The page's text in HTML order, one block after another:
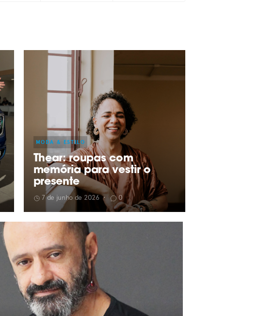
MODA & ESTILO
Thear: roupas com
memória para vestir o
presente
7 de junho de 2026 • 0